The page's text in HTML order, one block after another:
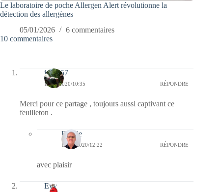
Le laboratoire de poche Allergen Alert révolutionne la
détection des allergènes
05/01/2026
6 commentaires
10 commentaires
jazzy57
18/10/2020/10:35 RÉPONDRE
Merci pour ce partage , toujours aussi captivant ce
feuilleton .
Bernie
18/10/2020/12:22 RÉPONDRE
avec plaisir
Evy